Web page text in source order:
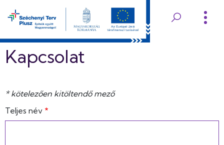
tartalomraEdelényi
Koch
Róbert
Kórház
és
Kapcsolat
*
kötelezően
kitöltendő
* kötelezően kitöltendő mező
Teljes név